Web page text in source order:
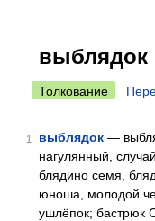
выблядок
Толкование
1 выблядок —
нагулянный,
блядино семя,
юноша, молодой
ушлёпок; бастрюк